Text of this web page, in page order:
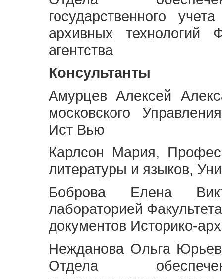
государственного
архивных технологий
агентства
Консультанты
Амурцев Алексей
московского
Ист Вью
Карлсон Мария,
литературы и языков,
Боброва Елена
лабораторией
документов Историко-
Нежданова Ольга
Отдела